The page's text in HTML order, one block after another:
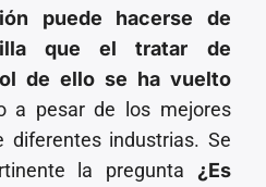
puede hacerse de
que el tratar de
de ello se ha vuelto
a pesar de los mejores
diferentes industrias. Se
la pregunta ¿Es